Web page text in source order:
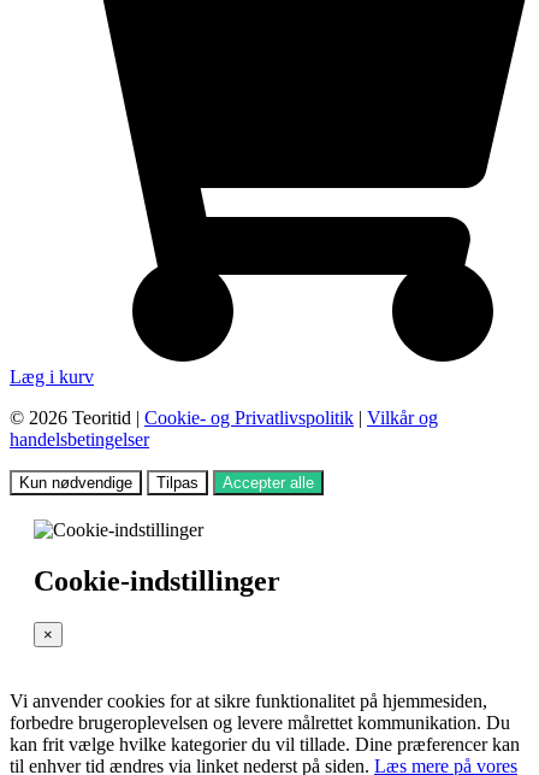
Læg i kurv
© 2026 Teoritid | Cookie- og Privatlivspolitik | Vilkår og
handelsbetingelser
Kun nødvendige Tilpas Accepter alle
Cookie-indstillinger
×
Vi anvender cookies for at sikre funktionalitet på hjemmesiden,
forbedre brugeroplevelsen og levere målrettet kommunikation. Du
kan frit vælge hvilke kategorier du vil tillade. Dine præferencer kan
til enhver tid ændres via linket nederst på siden. Læs mere på vores